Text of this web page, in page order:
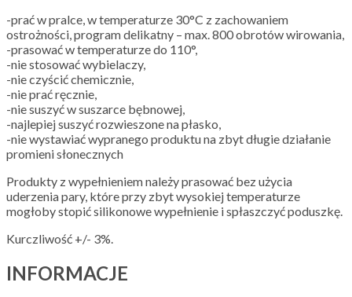
-prać w pralce, w temperaturze 30°C z zachowaniem
ostrożności, program delikatny – max. 800 obrotów wirowania,
-prasować w temperaturze do 110°,
-nie stosować wybielaczy,
-nie czyścić chemicznie,
-nie prać ręcznie,
-nie suszyć w suszarce bębnowej,
-najlepiej suszyć rozwieszone na płasko,
-nie wystawiać wypranego produktu na zbyt długie działanie
promieni słonecznych
Produkty z wypełnieniem należy prasować bez użycia
uderzenia pary, które przy zbyt wysokiej temperaturze
mogłoby stopić silikonowe wypełnienie i spłaszczyć poduszkę.
Kurczliwość +/- 3%.
INFORMACJE